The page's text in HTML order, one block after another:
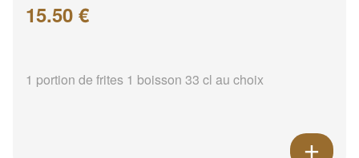
15.50 €
1 portion de frites 1 boisson 33 cl au choix